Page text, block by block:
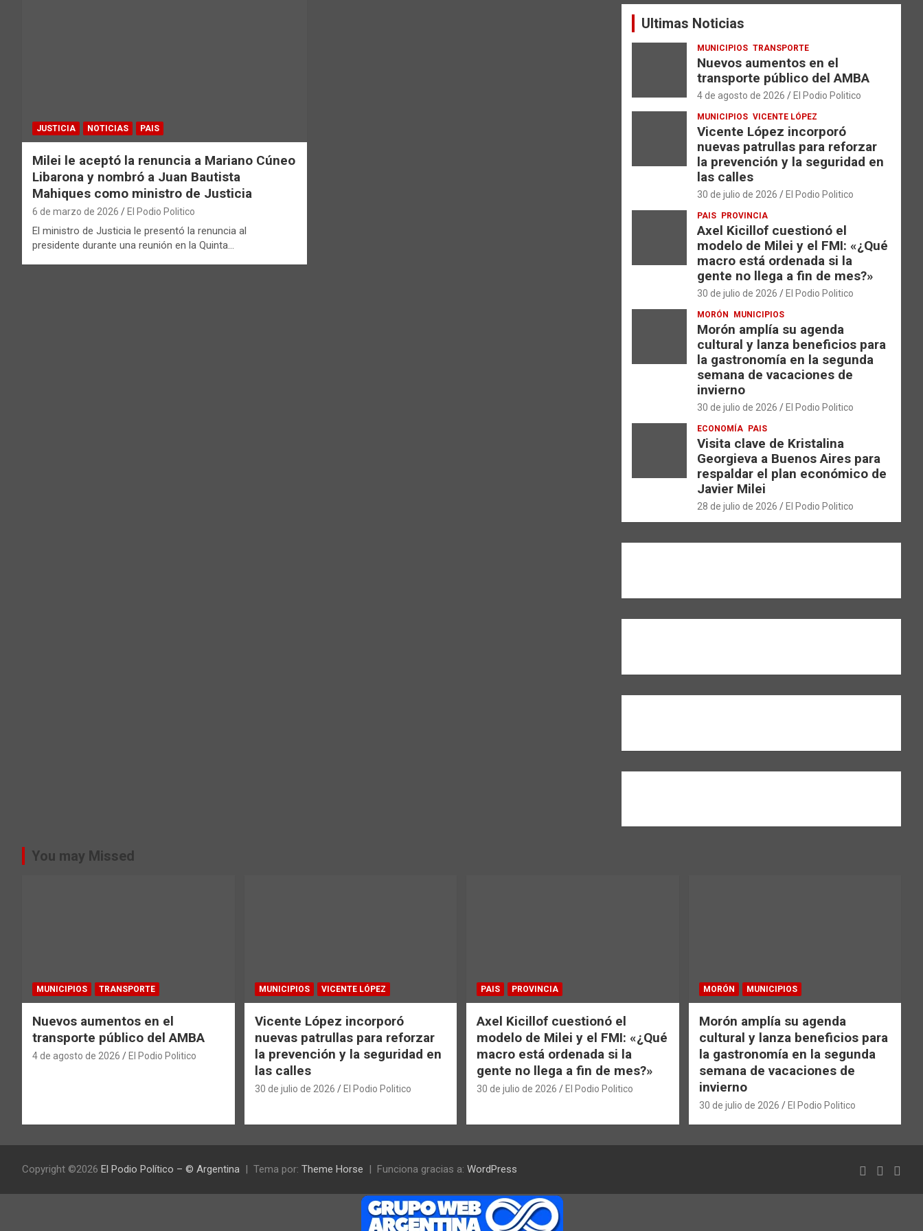
JUSTICIA NOTICIAS PAIS
Milei le aceptó la renuncia a Mariano Cúneo
Libarona y nombró a Juan Bautista
Mahiques como ministro de Justicia
6 de marzo de 2026 El Podio Politico
El ministro de Justicia le presentó la renuncia al
presidente durante una reunión en la Quinta…
a
Ultimas Noticias
MUNICIPIOS TRANSPORTE
Nuevos aumentos en el
transporte público del AMBA
4 de agosto de 2026 El Podio Politico
MUNICIPIOS VICENTE LÓPEZ
Vicente López incorporó
nuevas patrullas para reforzar
la prevención y la seguridad en
las calles
30 de julio de 2026 El Podio Politico
PAIS PROVINCIA
Axel Kicillof cuestionó el
modelo de Milei y el FMI: «¿Qué
macro está ordenada si la
gente no llega a fin de mes?»
30 de julio de 2026 El Podio Politico
MORÓN MUNICIPIOS
Morón amplía su agenda
cultural y lanza beneficios para
la gastronomía en la segunda
semana de vacaciones de
invierno
30 de julio de 2026 El Podio Politico
ECONOMÍA PAIS
Visita clave de Kristalina
Georgieva a Buenos Aires para
respaldar el plan económico de
Javier Milei
28 de julio de 2026 El Podio Politico
You may Missed
MUNICIPIOS TRANSPORTE
Nuevos aumentos en el
transporte público del AMBA
4 de agosto de 2026 El Podio Politico
MUNICIPIOS VICENTE LÓPEZ
Vicente López incorporó
nuevas patrullas para reforzar
la prevención y la seguridad en
las calles
30 de julio de 2026 El Podio Politico
PAIS PROVINCIA
Axel Kicillof cuestionó el
modelo de Milei y el FMI: «¿Qué
macro está ordenada si la
gente no llega a fin de mes?»
30 de julio de 2026 El Podio Politico
MORÓN MUNICIPIOS
Morón amplía su agenda
cultural y lanza beneficios para
la gastronomía en la segunda
semana de vacaciones de
invierno
30 de julio de 2026 El Podio Politico
Copyright ©2026 El Podio Político – © Argentina Tema por: Theme Horse Funciona gracias a: WordPress